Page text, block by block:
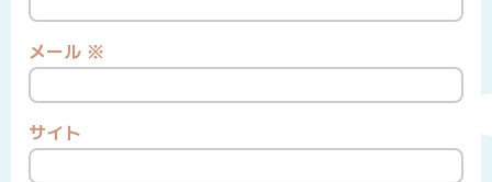
メール ※
サイト